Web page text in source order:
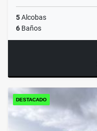
5Alcobas
6 Baños
DESTACADO